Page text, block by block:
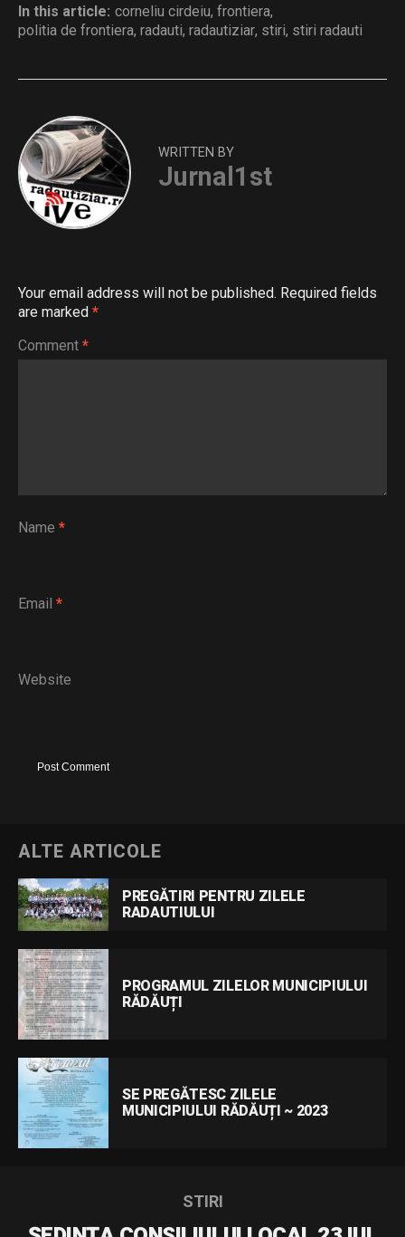
In this article: corneliu cirdeiu, frontiera,
politia de frontiera, radauti, radautiziar, stiri, stiri radauti
WRITTEN BY
Jurnal1st
Your email address will not be published. Required fields
are marked *
Comment *
Name *
Email *
Website
ALTE ARTICOLE
PREGĂTIRI PENTRU ZILELE
RADAUTIULUI
PROGRAMUL ZILELOR MUNICIPIULUI
RĂDĂUȚI
SE PREGĂTESC ZILELE
MUNICIPIULUI RĂDĂUȚI ~ 2023
STIRI